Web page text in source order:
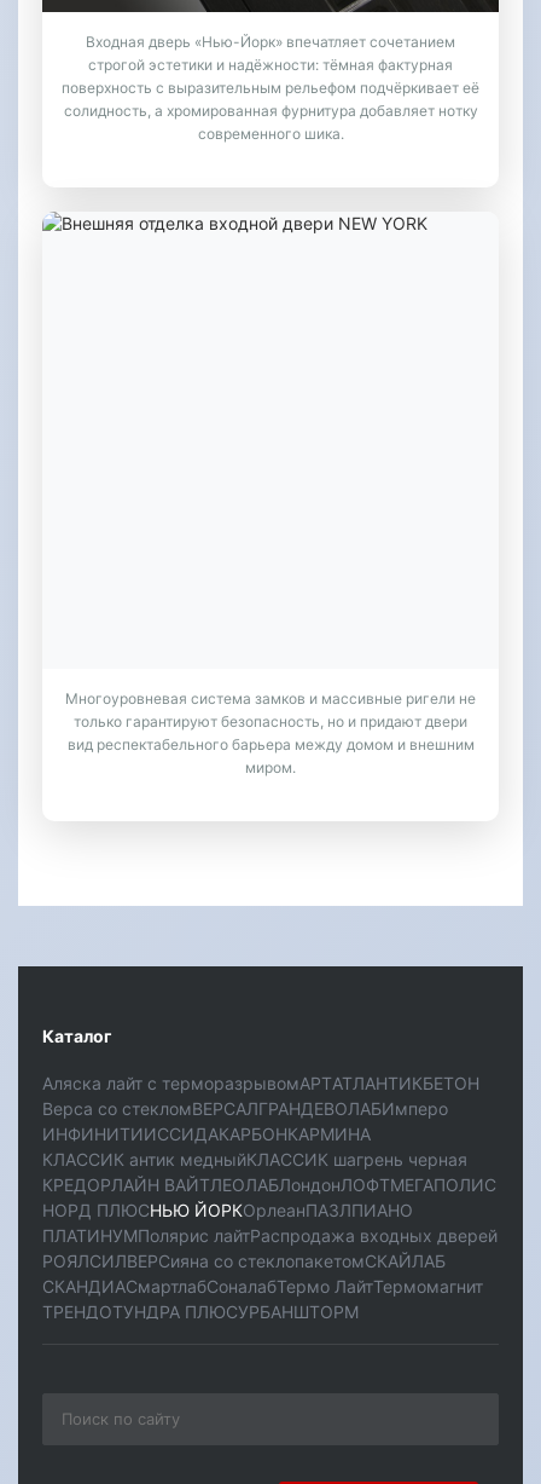
Входная дверь «Нью-Йорк» впечатляет сочетанием
строгой эстетики и надёжности: тёмная фактурная
поверхность с выразительным рельефом подчёркивает её
солидность, а хромированная фурнитура добавляет нотку
современного шика.
Многоуровневая система замков и массивные ригели не
только гарантируют безопасность, но и придают двери
вид респектабельного барьера между домом и внешним
миром.
Каталог
Аляска лайт с терморазрывомАРТАТЛАНТИКБЕТОН
Верса со стекломВЕРСАЛГРАНДЕВОЛАБИмперо
ИНФИНИТИИССИДАКАРБОНКАРМИНА
КЛАССИК антик медныйКЛАССИК шагрень черная
КРЕДОРЛАЙН ВАЙТЛЕОЛАБЛондонЛОФТМЕГАПОЛИС
НОРД ПЛЮСНЬЮ ЙОРКОрлеанПАЗЛПИАНО
ПЛАТИНУМПолярис лайтРаспродажа входных дверей
РОЯЛСИЛВЕРСияна со стеклопакетомСКАЙЛАБ
СКАНДИAСмартлабСоналабТермо ЛайтТермомагнит
ТРЕНДОТУНДРА ПЛЮСУРБАНШТОРМ